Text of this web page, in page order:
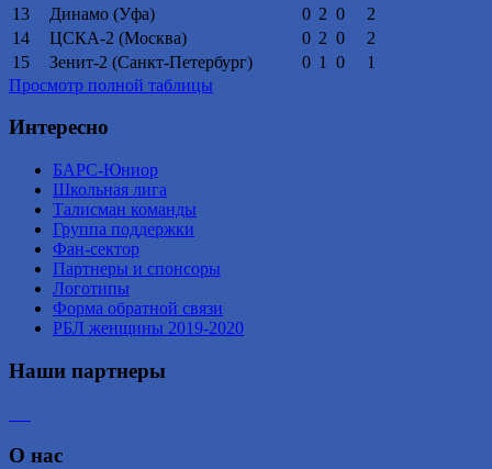
13
Динамо (Уфа) 0 2 0
2
14
ЦСКА-2 (Москва) 0 2 0
2
15
Зенит-2 (Санкт-Петербург) 0 1 0
1
Просмотр полной таблицы
Интересно
БАРС-Юниор
Школьная лига
Талисман команды
Группа поддержки
Фан-сектор
Партнеры и спонсоры
Логотипы
Форма обратной связи
РБЛ женщины 2019-2020
Наши партнеры
О нас